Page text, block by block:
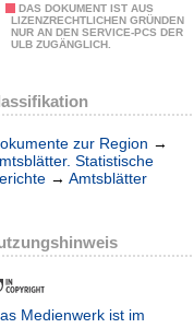
DAS DOKUMENT IST AUS
LIZENZRECHTLICHEN GRÜNDEN
NUR AN DEN SERVICE-PCS DER
ULB ZUGÄNGLICH.
zur Region →
Statistische
→ Amtsblätter
Medienwerk ist im